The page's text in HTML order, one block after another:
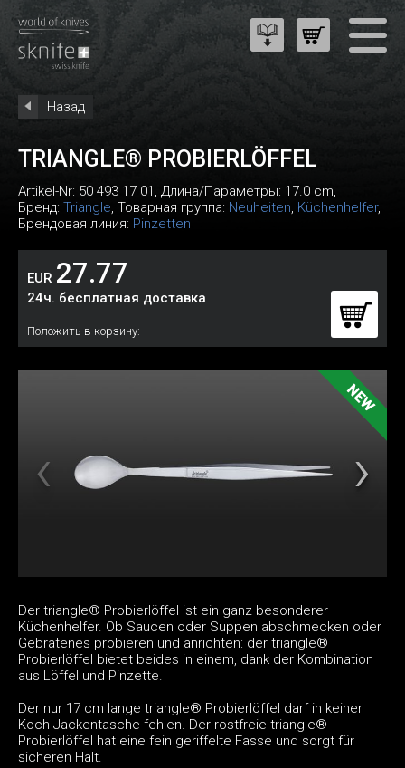
Назад
TRIANGLE® PROBIERLÖFFEL
Artikel-Nr: 50 493 17 01 , Длина/Параметры: 17.0 cm,
Бренд: Triangle, Товарная группа: Neuheiten, Küchenhelfer,
Брендовая линия: Pinzetten
EUR 27.77
24ч. бесплатная доставка
Положить в корзину:
Der triangle® Probierlöffel ist ein ganz besonderer
Küchenhelfer. Ob Saucen oder Suppen abschmecken oder
Gebratenes probieren und anrichten: der triangle®
Probierlöffel bietet beides in einem, dank der Kombination
aus Löffel und Pinzette.
Der nur 17 cm lange triangle® Probierlöffel darf in keiner
Koch-Jackentasche fehlen. Der rostfreie triangle®
Probierlöffel hat eine fein geriffelte Fasse und sorgt für
sicheren Halt.